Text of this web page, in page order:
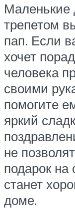
Маленькие
трепетом
пап. Если
хочет
человека
своими
помогите
яркий
не
подарок
станет
доме.